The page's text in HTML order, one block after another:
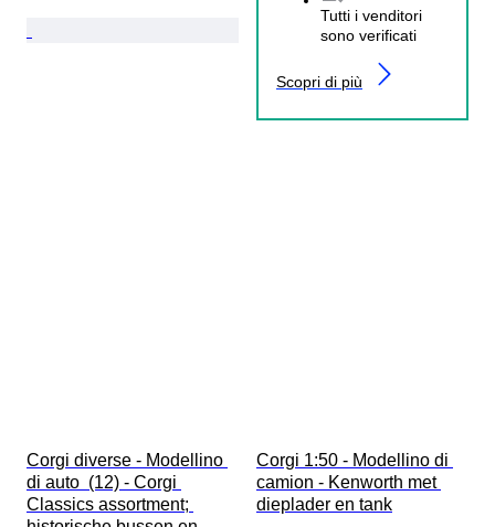
Tutti i venditori
sono verificati
Scopri di più
Corgi diverse - Modellino
di auto  (12) - Corgi
Classics assortment;
Corgi 1:50 - Modellino di
camion - Kenworth met
dieplader en tank